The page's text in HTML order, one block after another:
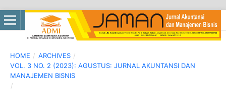
HOME / ARCHIVES /
VOL. 3 NO. 2 (2023): AGUSTUS: JURNAL AKUNTANSI DAN
MANAJEMEN BISNIS
/